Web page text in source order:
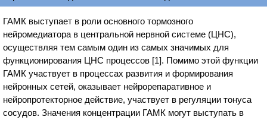
ГАМК выступает в роли основного тормозного
нейромедиатора в центральной нервной системе (ЦНС),
осуществляя тем самым один из самых значимых для
функционирования ЦНС процессов [1]. Помимо этой функции
ГАМК участвует в процессах развития и формирования
нейронных сетей, оказывает нейрорепаративное и
нейропротекторное действие, участвует в регуляции тонуса
сосудов. Значения концентрации ГАМК могут выступать в